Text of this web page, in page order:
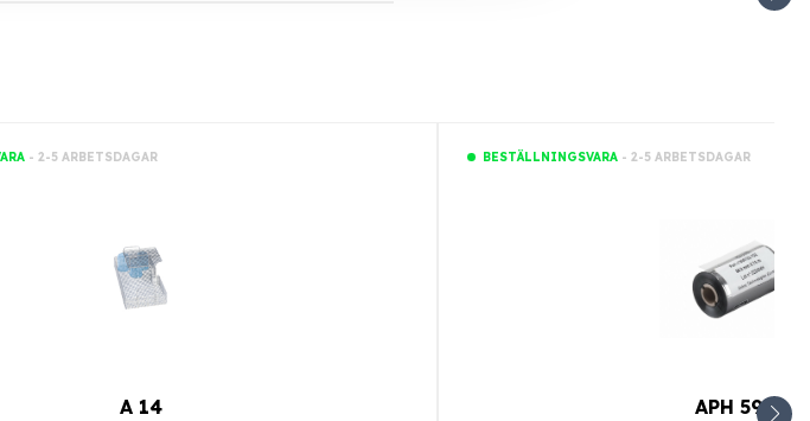
- 2-5 ARBETSDAGAR
A 14
BESTÄLLNINGSVARA- 2-5 ARBETSDAGAR
APH 595